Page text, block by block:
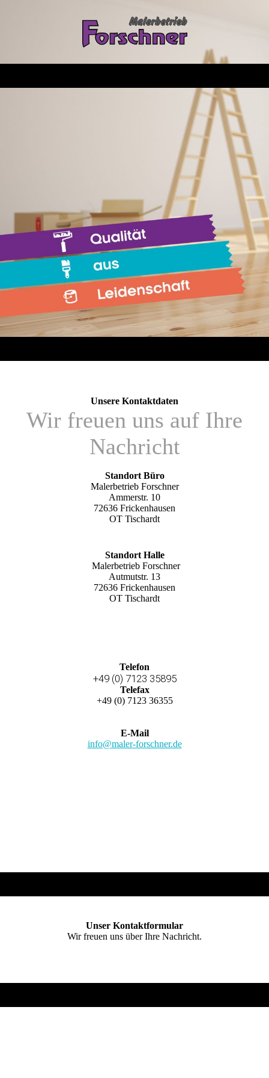
Unsere Kontakt­­­daten
Wir freuen uns auf Ihre
Nachricht
Standort Büro
Maler­betrieb Forschner
Ammerstr. 10
72636 Fricken­hausen
OT Tisch­ardt
Standort Halle
Maler­betrieb Forschner
Autmutstr. 13
72636 Fricken­hausen
OT Tisch­ardt
Telefon
+49 (0) 7123 35895
Telefax
+49 (0) 7123 36355
E-Mail
info@maler-forschner.de
Unser Kontakt­formular
Wir freuen uns über Ihre Nachricht.